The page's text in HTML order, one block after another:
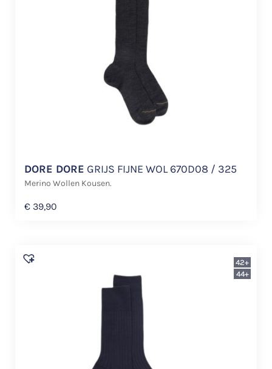
DORE DORE GRIJS FIJNE WOL 670D08 / 325
Merino Wollen Kousen.
€ 39,90
42+
44+